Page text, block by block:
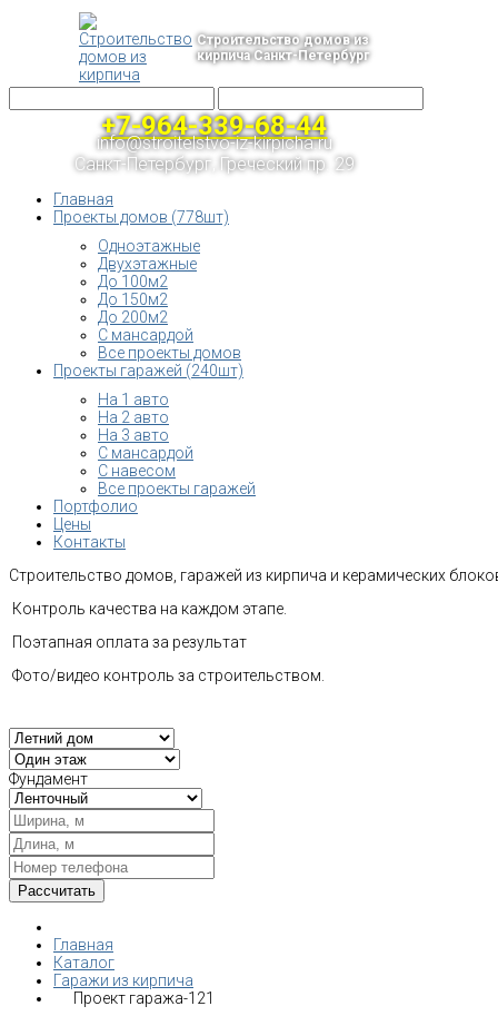
Строительство домов из
кирпича Санкт-Петербург
+7-964-339-68-44
info@stroitelstvo-iz-kirpicha.ru
Санкт-Петербург, Греческий пр. 29
Главная
Проекты домов (778шт)
Одноэтажные
Двухэтажные
До 100м2
До 150м2
До 200м2
С мансардой
Все проекты домов
Проекты гаражей (240шт)
На 1 авто
На 2 авто
На 3 авто
С мансардой
С навесом
Все проекты гаражей
Портфолио
Цены
Контакты
Строительство домов, гаражей из кирпича и керамических
Контроль качества на каждом этапе.
Поэтапная оплата за результат
Фото/видео контроль за строительством.
Фундамент
Главная
Каталог
Гаражи из кирпича
Проект гаража-121